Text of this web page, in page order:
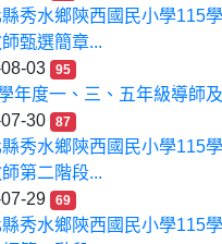
秀水鄉陝西國民小學115
甄選簡章...
03
95
年度一、三、五年級導師
30
87
秀水鄉陝西國民小學115
第二階段...
29
69
秀水鄉陝西國民小學115